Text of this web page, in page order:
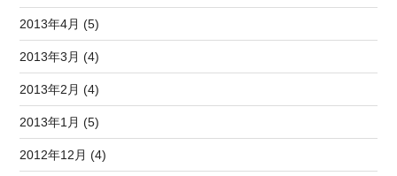
2013年4月 (5)
2013年3月 (4)
2013年2月 (4)
2013年1月 (5)
2012年12月 (4)